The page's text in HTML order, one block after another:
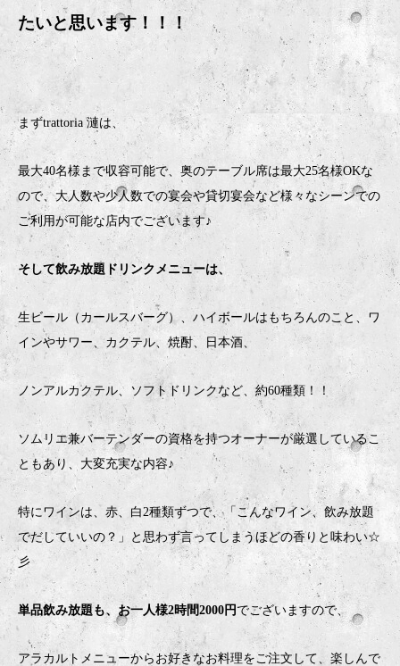
たいと思います！！！
まずtrattoria 漣は、
最大40名様まで収容可能で、奥のテーブル席は最大25名様OKな
ので、大人数や少人数での宴会や貸切宴会など様々なシーンでの
ご利用が可能な店内でございます♪
そして飲み放題ドリンクメニューは、
生ビール（カールスバーグ）、ハイボールはもちろんのこと、ワ
インやサワー、カクテル、焼酎、日本酒、
ノンアルカクテル、ソフトドリンクなど、約60種類！！
ソムリエ兼バーテンダーの資格を持つオーナーが厳選しているこ
ともあり、大変充実な内容♪
特にワインは、赤、白2種類ずつで、「こんなワイン、飲み放題
でだしていいの？」と思わず言ってしまうほどの香りと味わい☆
彡
単品飲み放題も、お一人様2時間2000円 でございますので、
アラカルトメニューからお好きなお料理をご注文して、楽しんで